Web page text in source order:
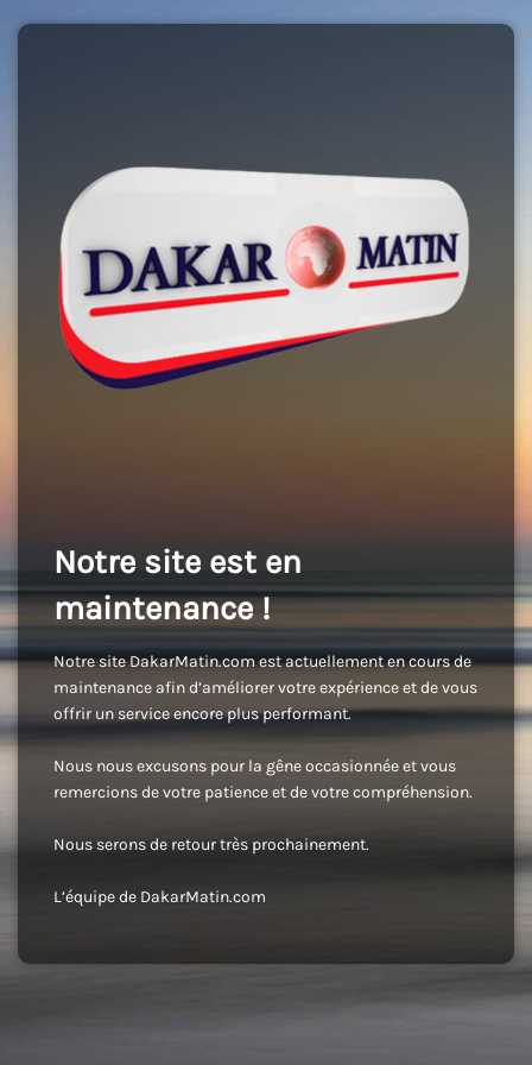
Notre site est en
maintenance !
Notre site DakarMatin.com est actuellement en cours de
maintenance afin d’améliorer votre expérience et de vous
offrir un service encore plus performant.
Nous nous excusons pour la gêne occasionnée et vous
remercions de votre patience et de votre compréhension.
Nous serons de retour très prochainement.
L’équipe de DakarMatin.com